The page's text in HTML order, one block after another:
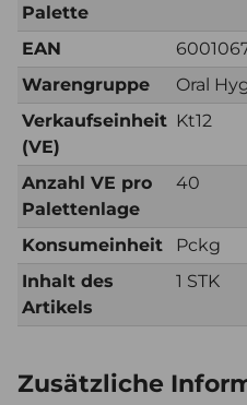
Palette
EAN
Warengruppe
Oral
Verkaufseinheit
(VE)
Kt12
Anzahl VE pro
Palettenlage
40
Konsumeinheit
Pckg
Inhalt des
Artikels
1 STK
Zusätzliche